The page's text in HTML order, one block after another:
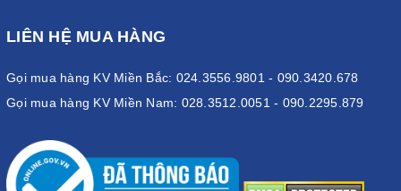
LIÊN HỆ MUA HÀNG
Gọi mua hàng KV Miền Bắc: 024.3556.9801 - 090.3420.678
Gọi mua hàng KV Miền Nam: 028.3512.0051 - 090.2295.879